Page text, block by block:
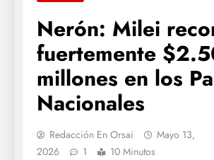
Nerón: Milei
fuertemente
millones en los
Nacionales
Redacción En Orsai
Mayo 13,
2026
1 10 Minutos